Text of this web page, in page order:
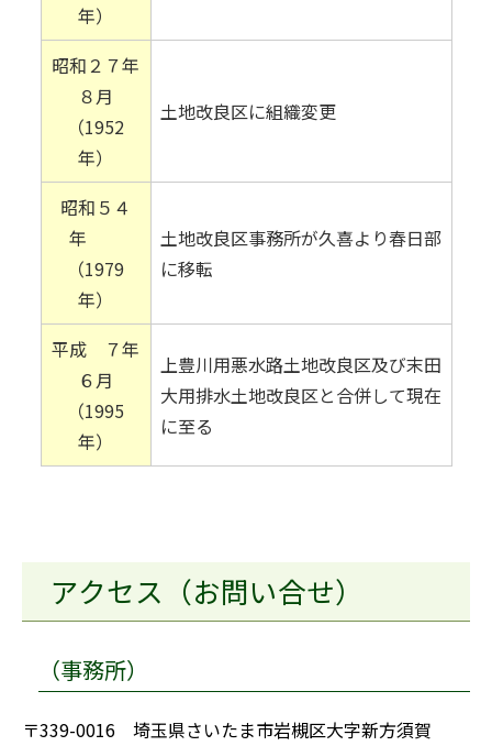
年）
昭和２７年
８月
（1952
年）
土地改良区に組織変更
昭和５４
年
（1979
年）
土地改良区事務所が久喜より春日部
に移転
平成 ７年
６月
（1995
年）
上豊川用悪水路土地改良区及び末田
大用排水土地改良区と合併して現在
に至る
アクセス（お問い合せ）
（事務所）
〒339-0016 埼玉県さいたま市岩槻区大字新方須賀